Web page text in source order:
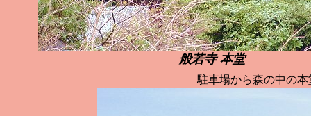
般若寺 本堂
駐車場から森の中の